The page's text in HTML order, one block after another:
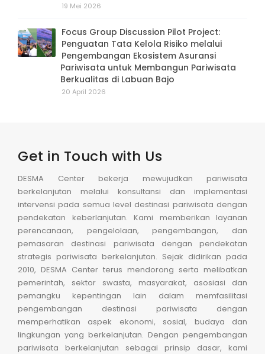
19 Mei 2026
Focus Group Discussion Pilot Project:
Penguatan Tata Kelola Risiko melalui
Pengembangan Ekosistem Asuransi
Pariwisata untuk Membangun Pariwisata
Berkualitas di Labuan Bajo
20 April 2026
Get in Touch with Us
DESMA Center bekerja mewujudkan pariwisata
berkelanjutan melalui konsultansi dan implementasi
intervensi pada semua level destinasi pariwisata dengan
pendekatan keberlanjutan. Kami memberikan layanan
perencanaan, pengelolaan, pengembangan, dan
pemasaran destinasi pariwisata dengan pendekatan
strategis pariwisata berkelanjutan. Sejak didirikan pada
2010, DESMA Center terus mendorong serta melibatkan
pemerintah, sektor swasta, masyarakat, asosiasi dan
pemangku kepentingan lain dalam memfasilitasi
pengembangan destinasi pariwisata dengan
memperhatikan aspek ekonomi, sosial, budaya dan
lingkungan yang berkelanjutan. Dengan pengembangan
pariwisata berkelanjutan sebagai prinsip dasar, kami